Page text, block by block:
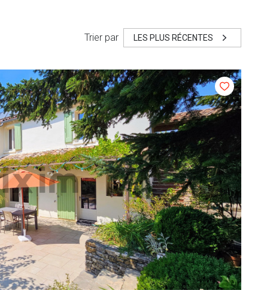
Trier par LES PLUS RÉCENTES